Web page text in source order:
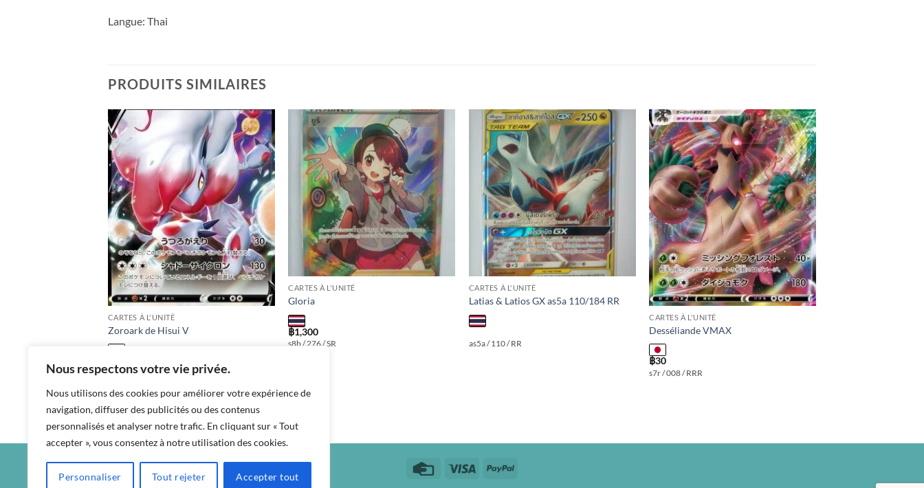
Nous respectons votre vie privée.
Nous utilisons des cookies pour améliorer votre expérience de
navigation, diffuser des publicités ou des contenus
personnalisés et analyser notre trafic. En cliquant sur « Tout
accepter », vous consentez à notre utilisation des cookies.
Personnaliser Tout rejeter Accepter tout
Langue: Thai
PRODUITS SIMILAIRES
Add to
wishlist
CARTES À L'UNITÉ
Zoroark de Hisui V
s10a / 061 / RR
Add to
wishlist
CARTES À L'UNITÉ
Gloria
฿1,300
s8b / 276 / SR
Add to
wishlist
CARTES À L'UNITÉ
Latias & Latios GX as5a 110/184 RR
as5a / 110 / RR
Add to
wishlist
CARTES À L'UNITÉ
Desséliande VMAX
฿30
s7r / 008 / RRR
Credit
Visa PayPal